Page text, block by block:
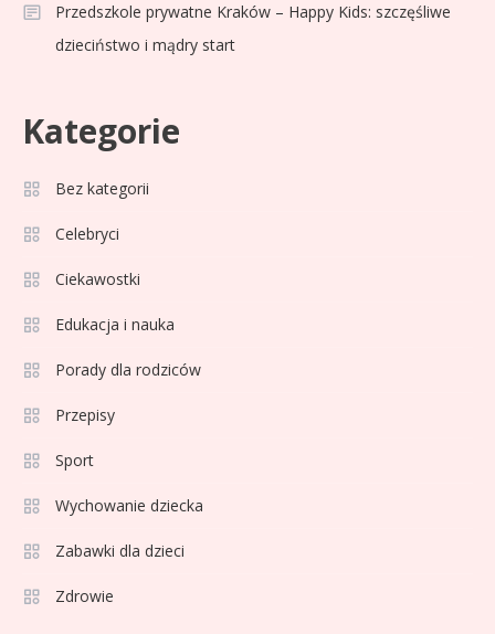
Przedszkole prywatne Kraków – Happy Kids: szczęśliwe
dzieciństwo i mądry start
Kategorie
Bez kategorii
Celebryci
Ciekawostki
Edukacja i nauka
Porady dla rodziców
Przepisy
Sport
Wychowanie dziecka
Zabawki dla dzieci
Zdrowie
strzelców Primera División
pozycji w Ekstraklasie,
pozycji w Ekstraklasie i
Jak pomóc dziecku przygotować
Górnik Zabrze rankingi – analiza
pozycji, statystyk i historii klubu